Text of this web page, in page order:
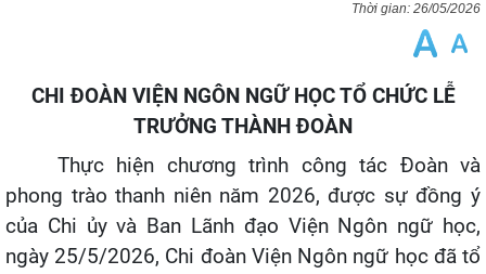
26/05/2026
CHI ĐOÀN VIỆN NGÔN NGỮ HỌC TỔ CHỨC LỄ
TRƯỞNG THÀNH ĐOÀN
Thực hiện chương trình công tác Đoàn và
phong trào thanh niên năm 2026, được sự đồng ý
của Chi ủy và Ban Lãnh đạo Viện Ngôn ngữ học,
ngày 25/5/2026, Chi đoàn Viện Ngôn ngữ học đã tổ